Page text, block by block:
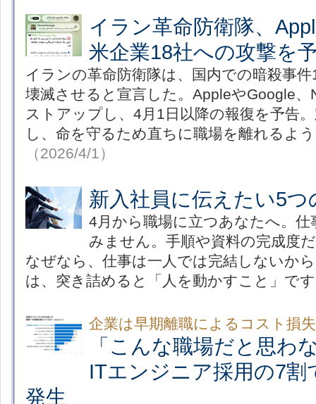
イラン革命防衛隊、
米企業18社への攻撃を
イランの革命防衛隊は、国内での暗殺事
壊滅させると宣言した。AppleやGoogle
ストアップし、4月1日以降の報復を予告
し、命を守るため直ちに職場を離れるよ
（2026/4/1）
新入社員に伝えたい5つ
4月から職場に立つあなたへ。
みません。手順や資料の完成度
なぜなら、仕事は一人では完結しないか
は、突き詰めると「人を動かすこと」で
企業は早期離職によるコスト損
「こんな職場だと思
ITエンジニア採用の7
発生